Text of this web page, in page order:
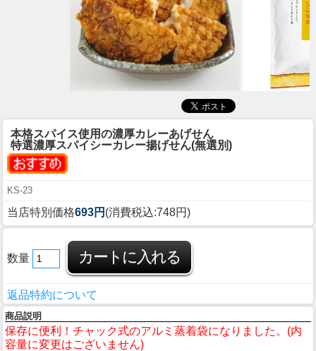
本格スパイス使用の濃厚カレーあげせん
特選濃厚スパイシーカレー揚げせん(無選別)
KS-23
当店特別価格693円 (消費税込:748円)
数量
返品特約について
商品説明
保存に便利！チャック式のアルミ蒸着袋になりました。(内
容量に変更はございません)